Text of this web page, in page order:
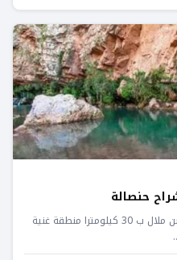
حنصالة
أوشراح حنصالة منطقة تبعد عن مدينة بن ملال ب 30 كيلومترا منطقة غنية